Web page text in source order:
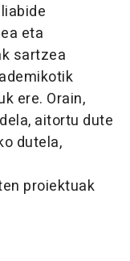
eta
sartzea
ere. Orain,
aitortu dute
dutela,
proiektuak